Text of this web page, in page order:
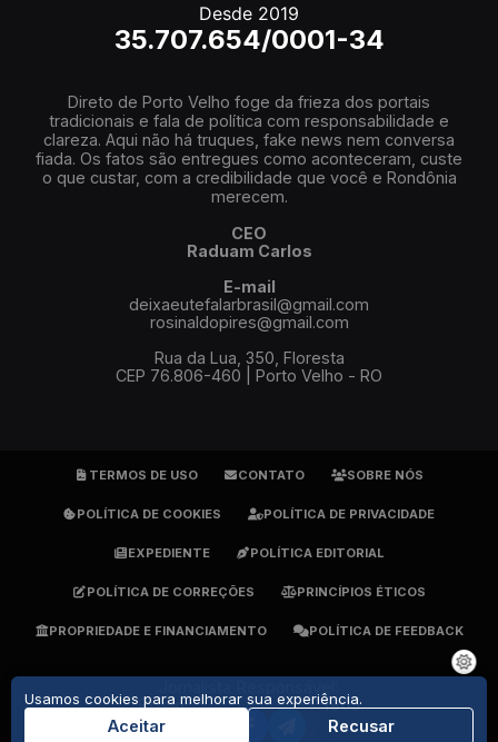
Desde 2019
35.707.654/0001-34
Direto de Porto Velho foge da frieza dos portais
tradicionais e fala de política com responsabilidade e
clareza. Aqui não há truques, fake news nem conversa
fiada. Os fatos são entregues como aconteceram, custe
o que custar, com a credibilidade que você e Rondônia
merecem.
CEO
Raduam Carlos
E-mail
deixaeutefalarbrasil@gmail.com
rosinaldopires@gmail.com
Rua da Lua, 350, Floresta
CEP 76.806-460 | Porto Velho - RO
TERMOS DE USO CONTATO SOBRE NÓS
POLÍTICA DE COOKIES POLÍTICA DE PRIVACIDADE
EXPEDIENTE POLÍTICA EDITORIAL
POLÍTICA DE CORREÇÕES PRINCÍPIOS ÉTICOS
PROPRIEDADE E FINANCIAMENTO POLÍTICA DE FEEDBACK
Rosinaldo Pires - DRT 1905
Usamos cookies para melhorar sua experiência.
Aceitar Recusar